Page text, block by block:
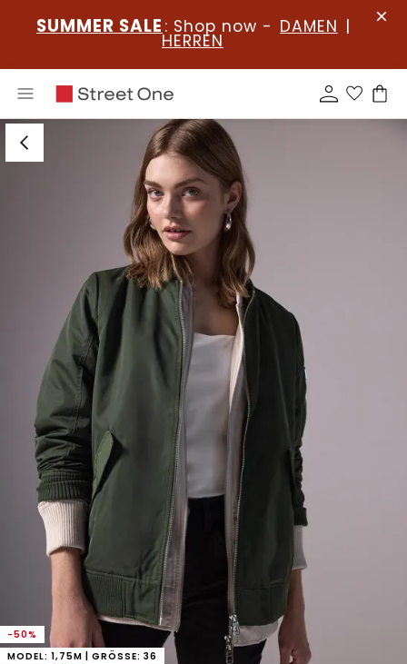
SUMMER SALE : Shop now - DAMEN |
HERREN
-50%
MODEL: 1,75M | GRÖSSE: 36